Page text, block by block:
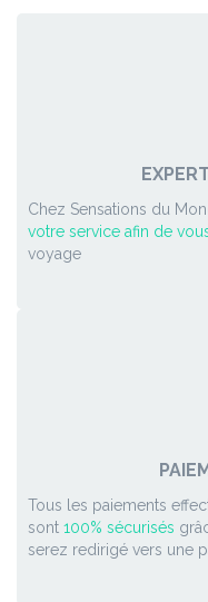
Chez Sensations du
votre service afin de
voyage
Tous les paiements
sont 100% sécurisés
serez redirigé vers une